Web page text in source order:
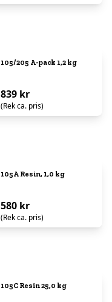
105/205 A-pack 1,2 kg
839 kr
(Rek ca. pris)
105A Resin, 1,0 kg
580 kr
(Rek ca. pris)
105C Resin 25,0 kg